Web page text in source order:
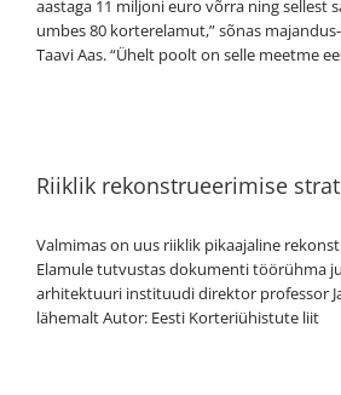
aastaga 11 miljoni euro võrra ning sellest
umbes 80 korterelamut,” sõnas
Taavi Aas. “Ühelt poolt on selle meetme
Riiklik rekonstrueerimise
Valmimas on uus riiklik pikaajaline
Elamule tutvustas dokumenti töörühma
arhitektuuri instituudi direktor professor
lähemalt Autor: Eesti Korteriühistute liit